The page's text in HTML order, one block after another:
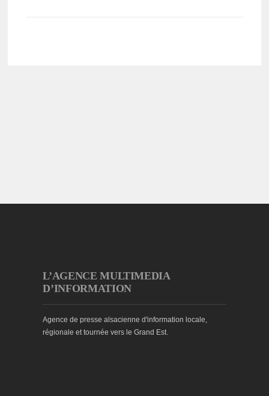
L’AGENCE MULTIMEDIA
D’INFORMATION
Agence de presse alsacienne d'information locale,
régionale et tournée vers le Grand Est.